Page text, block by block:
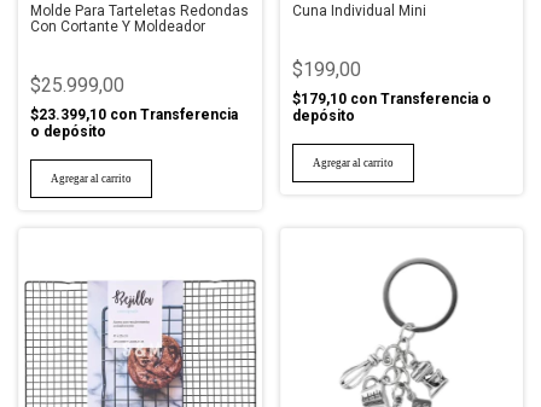
Molde Para Tarteletas Redondas
Con Cortante Y Moldeador
$25.999,00
$23.399,10 con Transferencia
o depósito
Cuna Individual Mini
$199,00
$179,10 con Transferencia o
depósito